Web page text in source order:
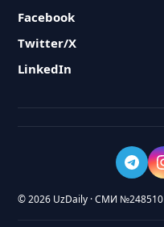
Facebook
Twitter/X
LinkedIn
© 2026 UzDaily · СМИ №248510